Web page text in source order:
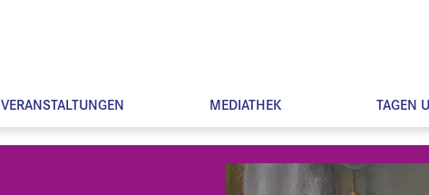
VERANSTALTUNGEN MEDIATHEK TAGEN